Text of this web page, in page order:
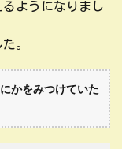
ようになりまし
。
かをみつけていた